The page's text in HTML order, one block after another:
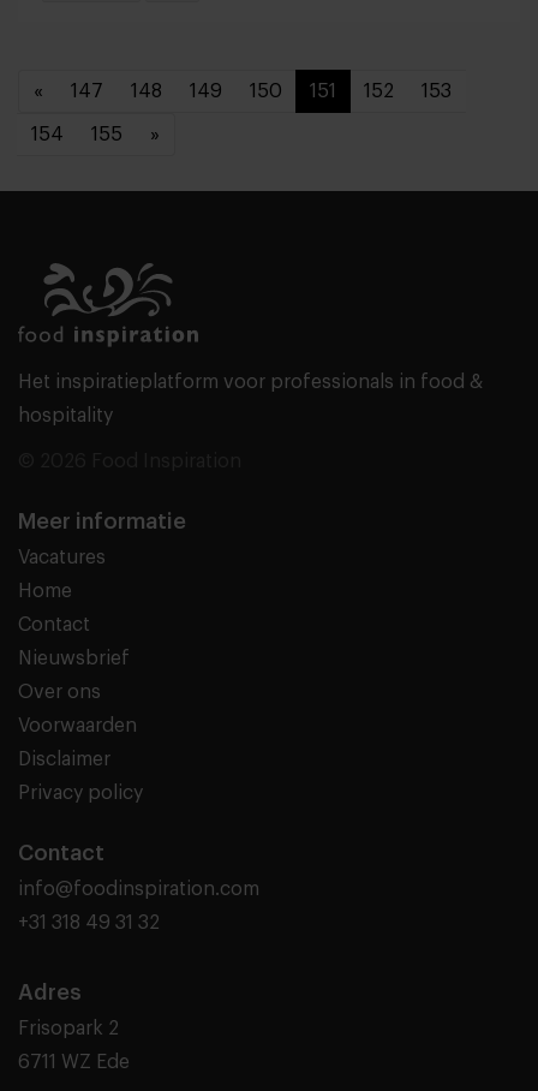
« 147 148 149 150 151 152 153
154 155 »
Het inspiratieplatform voor professionals in food &
hospitality
Meer informatie
Vacatures
Home
Contact
Nieuwsbrief
Over ons
Voorwaarden
Disclaimer
Privacy policy
Contact
info@foodinspiration.com
+31 318 49 31 32
Adres
Frisopark 2
6711 WZ Ede